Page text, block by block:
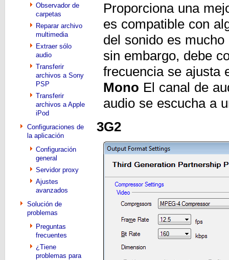
Observador de
carpetas
Reparar archivo
multimedia
Extraer sólo
audio
Transferir
archivos a Sony
PSP
Transferir
archivos a Apple
iPod
Configuraciones de
la aplicación
Configuración
general
Servidor proxy
Ajustes
avanzados
Solución de
problemas
Preguntas
frecuentes
¿Tiene
problemas para
Proporciona una
es compatible con
del sonido es
sin embargo, debe
frecuencia se ajusta
Mono El canal de
audio se escucha a
3G2